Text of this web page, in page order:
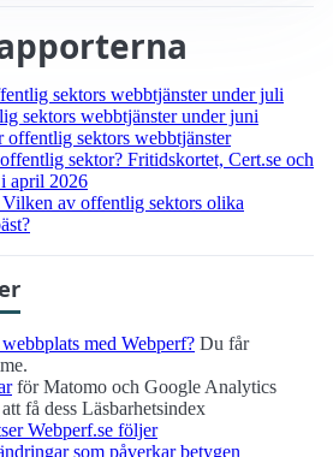
sektors webbtjänster under juli
sektors webbtjänster under juni
sektors webbtjänster
sektor? Fritidskortet, Cert.se och
i april 2026
Vilken av offentlig sektors olika
med Webperf? Du får
för Matomo och Google Analytics
få dess Läsbarhetsindex
Webperf.se följer
som påverkar betygen